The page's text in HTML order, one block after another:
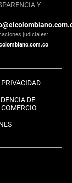
Y
judiciales:
DE